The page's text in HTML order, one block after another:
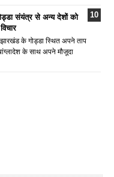
संयंत्र से अन्य देशों को
झारखंड के गोड्डा स्थित अपने ताप
के साथ अपने मौजूदा